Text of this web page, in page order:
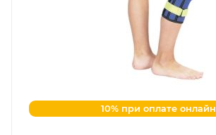
10% при оплате онлайн